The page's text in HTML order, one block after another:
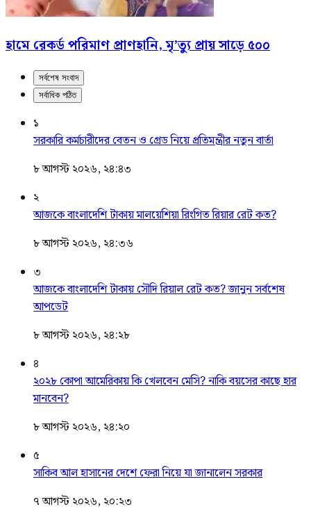
হামে রেকর্ড পরিমাণ প্রাণহানি, মৃ’ত্যু প্রায় সাড়ে ৫০০
সর্বশেষ সংবাদ
সর্বাধিক পঠিত
১
সরকারি কর্মচারীদের বেতন ও গ্রেড নিয়ে প্রতিমন্ত্রীর নতুন বার্তা
৮ আগস্ট ২০২৬, ২৪:৪৩
২
আজকে বাংলাদেশি টাকায় মালয়েশিয়া রিংগিত রিয়ার রেট কত?
৮ আগস্ট ২০২৬, ২৪:৩৬
৩
আজকে বাংলাদেশি টাকায় সৌদি রিয়াল রেট কত? জানুন সর্বশেষ
আপডেট
৮ আগস্ট ২০২৬, ২৪:২৮
৪
২০২৮ কোপা আমেরিকায় কি খেলবেন মেসি? নাকি বয়সের কাছে হার
মানবেন?
৮ আগস্ট ২০২৬, ২৪:২০
৫
সাকিব আল হাসানের দেশে ফেরা নিয়ে যা জানালেন সরকার
৭ আগস্ট ২০২৬, ২০:২৩